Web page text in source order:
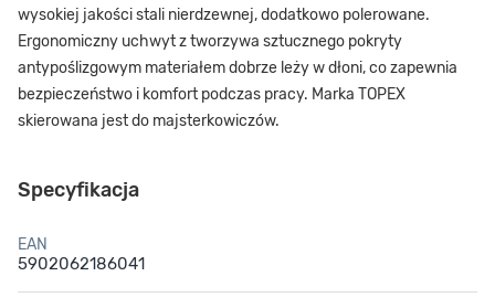
wysokiej jakości stali nierdzewnej, dodatkowo polerowane.
Ergonomiczny uchwyt z tworzywa sztucznego pokryty
antypoślizgowym materiałem dobrze leży w dłoni, co zapewnia
bezpieczeństwo i komfort podczas pracy. Marka TOPEX
skierowana jest do majsterkowiczów.
Specyfikacja
EAN
5902062186041